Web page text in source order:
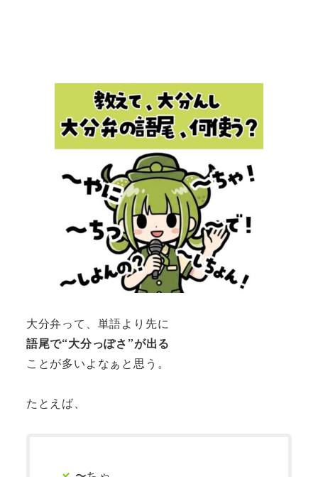
大分弁って、単語より先に
語尾で“大分っぽさ”が出る
ことが多いよなぁと思う。
たとえば、